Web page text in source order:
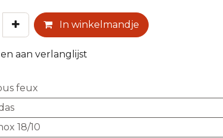
In winkelmandje
aan verlanglijst
feux
18/10